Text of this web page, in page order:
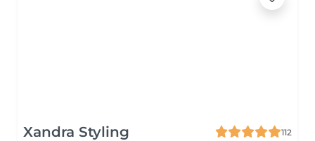
Xandra Styling
112